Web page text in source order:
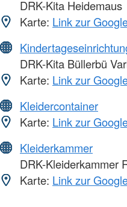
DRK-Kita Heidemaus
Karte: Link zur
DRK-Kita Büllerbü
Karte: Link zur
Kleidercontainer
Karte: Link zur
Kleiderkammer
DRK-Kleiderkammer
Karte: Link zur